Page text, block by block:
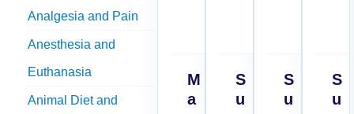
Analgesia and Pain
Anesthesia and
Euthanasia
Animal Diet and
M
a
S
u
S
u
S
u